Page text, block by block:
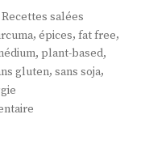
Publié
dans
Recettes salées
, épices, fat free,
, plant-based,
gluten, sans soja,